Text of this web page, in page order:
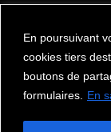
En poursuivant
cookies tiers
boutons de
formulaires.
En